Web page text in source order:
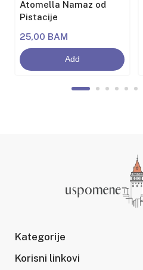
Atomella Namaz od
Pistacije
25,00 BAM
Add
Kategorije
Korisni linkovi